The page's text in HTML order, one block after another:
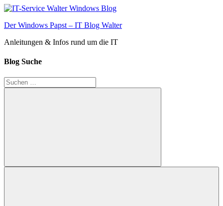
Zum
springen
Der Windows Papst – IT Blog Walter
Anleitungen & Infos rund um die IT
Blog Suche
Suchen
nach:
Suchen